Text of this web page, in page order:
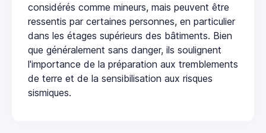
considérés comme mineurs, mais peuvent être
ressentis par certaines personnes, en particulier
dans les étages supérieurs des bâtiments. Bien
que généralement sans danger, ils soulignent
l'importance de la préparation aux tremblements
de terre et de la sensibilisation aux risques
sismiques.